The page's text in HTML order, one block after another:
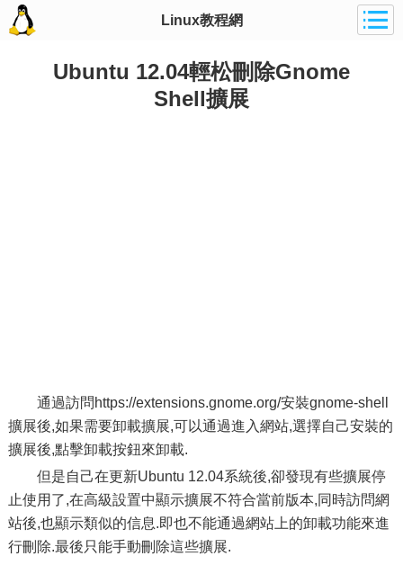
Linux教程網
Ubuntu 12.04輕松刪除Gnome
Shell擴展
通過訪問https://extensions.gnome.org/安裝gnome-shell
擴展後,如果需要卸載擴展,可以通過進入網站,選擇自己安裝的
擴展後,點擊卸載按鈕來卸載.
但是自己在更新Ubuntu 12.04系統後,卻發現有些擴展停
止使用了,在高級設置中顯示擴展不符合當前版本,同時訪問網
站後,也顯示類似的信息.即也不能通過網站上的卸載功能來進
行刪除.最後只能手動刪除這些擴展.